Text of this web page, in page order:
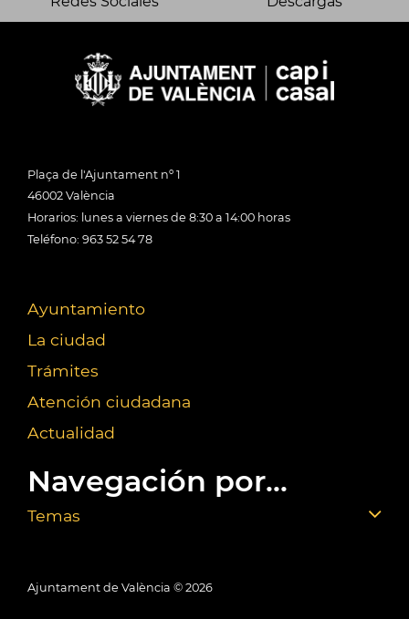
Plaça de l'Ajuntament nº 1
46002 València
Horarios: lunes a viernes de 8:30 a 14:00 horas
Teléfono: 963 52 54 78
Ayuntamiento
La ciudad
Trámites
Atención ciudadana
Actualidad
Navegación por...
Temas
Ajuntament de València © 2026